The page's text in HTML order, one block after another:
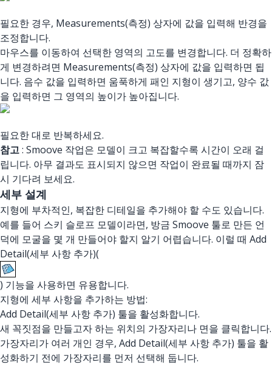
필요한 경우, Measurements(측정) 상자에 값을 입력해 반경을
조정합니다.
마우스를 이동하여 선택한 영역의 고도를 변경합니다. 더 정확하
게 변경하려면 Measurements(측정) 상자에 값을 입력하면 됩
니다. 음수 값을 입력하면 움푹하게 패인 지형이 생기고, 양수 값
을 입력하면 그 영역의 높이가 높아집니다.
필요한 대로 반복하세요.
참고: Smoove 작업은 모델이 크고 복잡할수록 시간이 오래 걸
립니다. 아무 결과도 표시되지 않으면 작업이 완료될 때까지 잠
시 기다려 보세요.
세부 설계
지형에 부차적인, 복잡한 디테일을 추가해야 할 수도 있습니다.
예를 들어 스키 슬로프 모델이라면, 방금 Smoove 툴로 만든 언
덕에 모굴을 몇 개 만들어야 할지 알기 어렵습니다. 이럴 때 Add
Detail(세부 사항 추가)(
) 기능을 사용하면 유용합니다.
지형에 세부 사항을 추가하는 방법:
Add Detail(세부 사항 추가) 툴을 활성화합니다.
새 꼭짓점을 만들고자 하는 위치의 가장자리나 면을 클릭합니다.
가장자리가 여러 개인 경우, Add Detail(세부 사항 추가) 툴을 활
성화하기 전에 가장자리를 먼저 선택해 둡니다.